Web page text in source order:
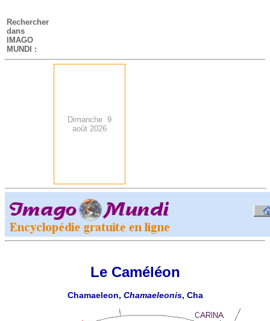
-
Rechercher
dans
IMAGO
MUNDI :
Dimanche 9
août 2026
.
-
Le Caméléon
Chamaeleon, Chamaeleonis, Cha